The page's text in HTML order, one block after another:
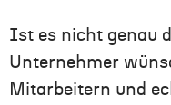
Ist es nicht genau
Unternehmer
Mitarbeitern und